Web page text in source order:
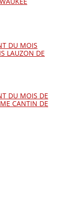
DU MOIS
LAUZON DE
DU MOIS DE
CANTIN DE